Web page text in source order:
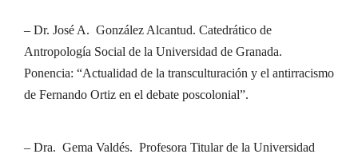
– Dr. José A. González Alcantud. Catedrático de
Antropología Social de la Universidad de Granada.
Ponencia: “Actualidad de la transculturación y el antirracismo
de Fernando Ortiz en el debate poscolonial”.
– Dra. Gema Valdés. Profesora Titular de la Universidad